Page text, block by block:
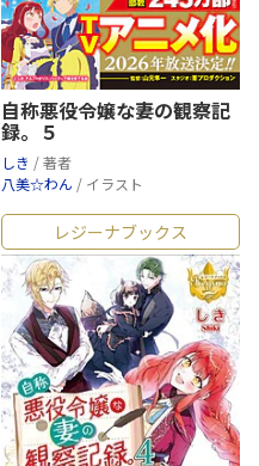
自称悪役令嬢な妻の観察記
録。５
しき / 著者
八美☆わん / イラスト
レジーナブックス